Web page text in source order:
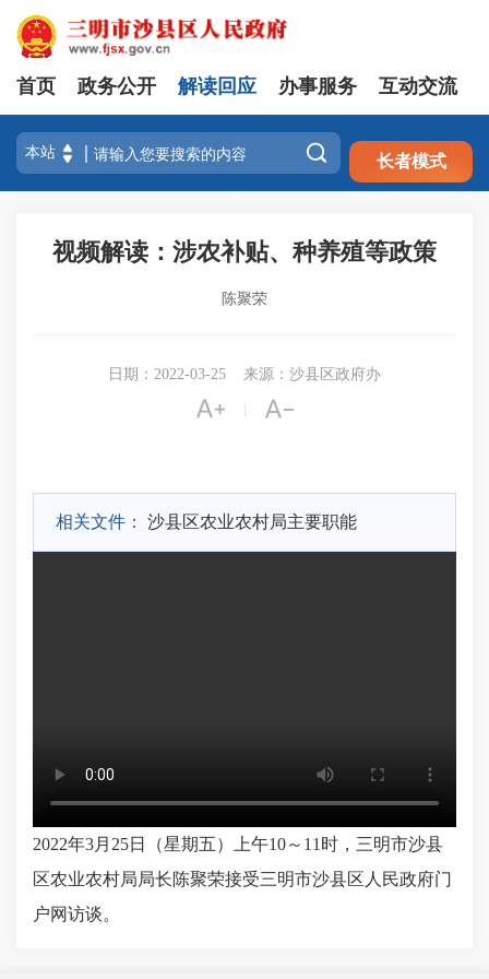
注册 登录
首页 政务公开 解读回应 办事服务 互动交流
 长者模式
视频解读：涉农补贴、种养殖等政策
陈聚荣
日期：2022-03-25 来源：沙县区政府办
 
相关文件： 沙县区农业农村局主要职能
2022年3月25日（星期五）上午10～11时，三明市沙县
区农业农村局局长陈聚荣接受三明市沙县区人民政府门
户网访谈。